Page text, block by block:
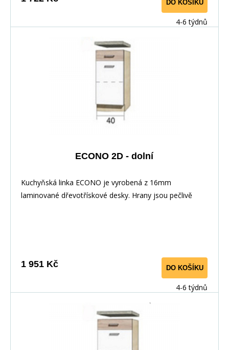
max. délka je 3m ), hloubka desky je 60 cm. Pracovní
deska není v ceně skříňky. Materiál: : vysoce kvalitní
Korpus: Dub Sonoma : Dvířka: San Remo + Bílá :
Pracovní deska v barvě traventin
DO KOŠÍKU
4-6 týdnů
ECONO 2D - dolní
Kuchyňská linka ECONO je vyrobená z 16mm
laminované dřevotřískové desky. Hrany jsou pečlivě
pracovní desku na každou skříňku zvlášť, nebo vcelku (
max. délka je 3m ), hloubka desky je 60 cm. Pracovní
deska není v ceně skříňky. Materiál: : vysoce kvalitní
Korpus: Dub Sonoma : Dvířka: San Remo + Bílá :
Pracovní deska v barvě traventin
1 951 Kč DO KOŠÍKU
4-6 týdnů